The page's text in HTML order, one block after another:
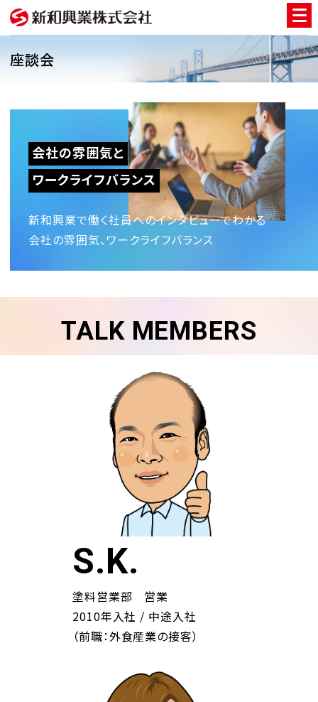
座談会
会社の雰囲気と
ワークライフバランス
新和興業で働く社員へのインタビューでわかる
会社の雰囲気、ワークライフバランス
TALK MEMBERS
S.K.
塗料営業部 営業
2010年入社 / 中途入社
（前職：外食産業の接客）